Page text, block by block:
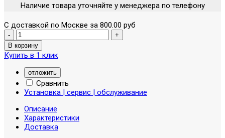
Наличие товара уточняйте у менеджера по телефону
С доставкой по Москве за 800.00 руб
Купить в 1 клик
отложить
Сравнить
Установка | сервис | обслуживание
Описание
Характеристики
Доставка